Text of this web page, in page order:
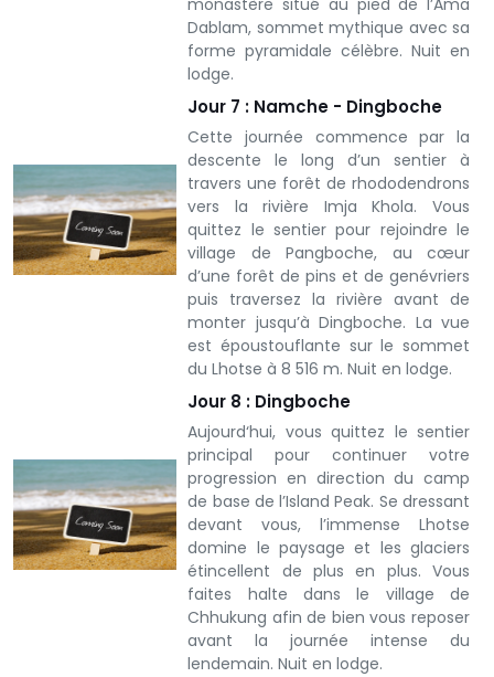
monastère situé au pied de l’Ama
Dablam, sommet mythique avec sa
forme pyramidale célèbre. Nuit en
lodge.
Jour 7 : Namche - Dingboche
Cette journée commence par la
descente le long d’un sentier à
travers une forêt de rhododendrons
vers la rivière Imja Khola. Vous
quittez le sentier pour rejoindre le
village de Pangboche, au cœur
d’une forêt de pins et de genévriers
puis traversez la rivière avant de
monter jusqu’à Dingboche. La vue
est époustouflante sur le sommet
du Lhotse à 8 516 m. Nuit en lodge.
Jour 8 : Dingboche
Aujourd‘hui, vous quittez le sentier
principal pour continuer votre
progression en direction du camp
de base de l’Island Peak. Se dressant
devant vous, l’immense Lhotse
domine le paysage et les glaciers
étincellent de plus en plus. Vous
faites halte dans le village de
Chhukung afin de bien vous reposer
avant la journée intense du
lendemain. Nuit en lodge.